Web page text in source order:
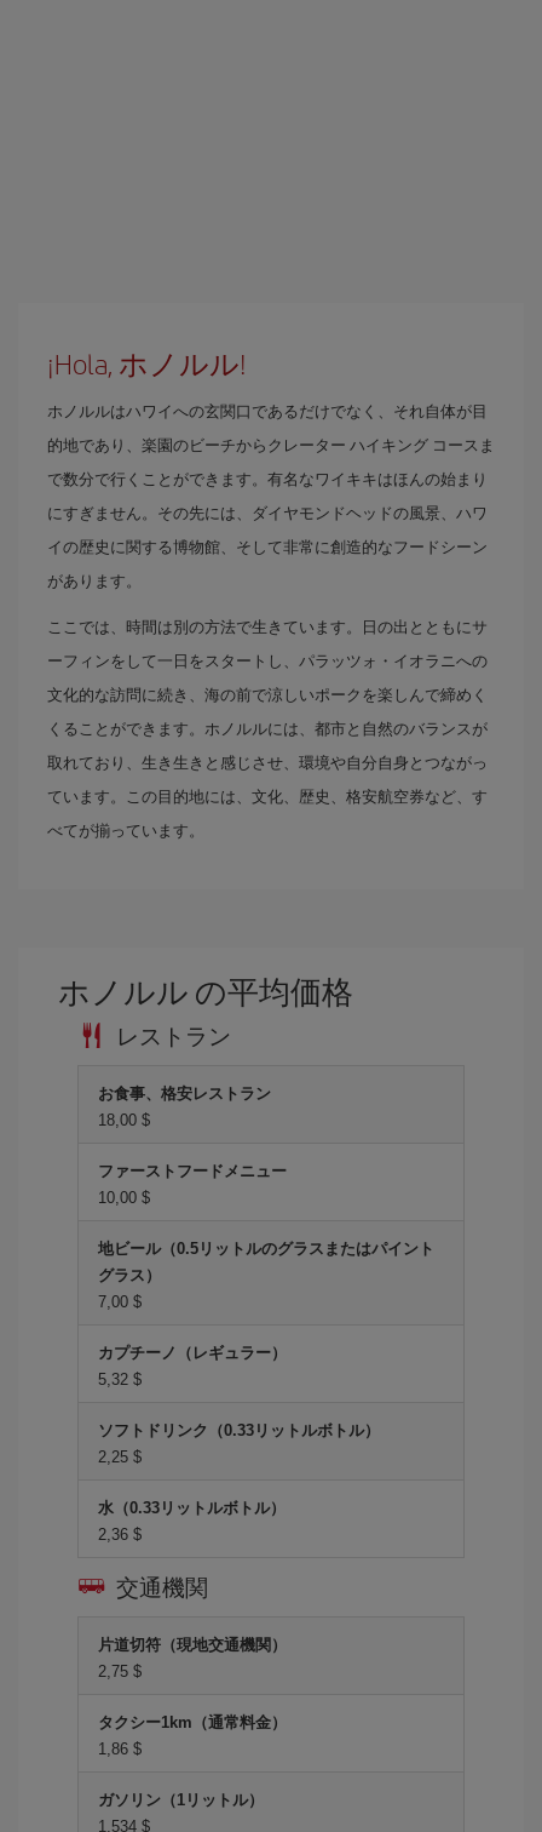
¡Hola, ホノルル!
ホノルルはハワイへの玄関口であるだけでなく、それ自体が目
的地であり、楽園のビーチからクレーター ハイキング コースま
で数分で行くことができます。有名なワイキキはほんの始まり
にすぎません。その先には、ダイヤモンドヘッドの風景、ハワ
イの歴史に関する博物館、そして非常に創造的なフードシーン
があります。
ここでは、時間は別の方法で生きています。日の出とともにサ
ーフィンをして一日をスタートし、パラッツォ・イオラニへの
文化的な訪問に続き、海の前で涼しいポークを楽しんで締めく
くることができます。ホノルルには、都市と自然のバランスが
取れており、生き生きと感じさせ、環境や自分自身とつながっ
ています。この目的地には、文化、歴史、格安航空券など、す
べてが揃っています。
ホノルル の平均価格
レストラン
お食事、格安レストラン
18,00 $
ファーストフードメニュー
10,00 $
地ビール（0.5リットルのグラスまたはパイント
グラス）
7,00 $
カプチーノ（レギュラー）
5,32 $
ソフトドリンク（0.33リットルボトル）
2,25 $
水（0.33リットルボトル）
2,36 $
交通機関
片道切符（現地交通機関）
2,75 $
タクシー1km（通常料金）
1,86 $
ガソリン（1リットル）
1,534 $